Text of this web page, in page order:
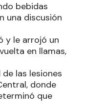
bebidas
una discusión
y le arrojó un
en llamas,
las lesiones
donde
que